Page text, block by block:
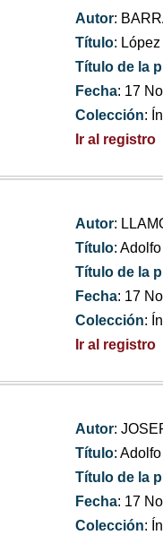
Autor:
Título:
Título de la
Fecha: 17
Colección:
Ir al registro
Autor:
Título:
Título de la
Fecha: 17
Colección:
Ir al registro
Autor:
Título:
Título de la
Fecha: 17
Colección: